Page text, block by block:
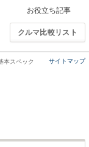
お役立ち記事
クルマ比較リスト
サイトマップ
本スペック